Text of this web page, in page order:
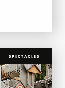
SPECTACLES